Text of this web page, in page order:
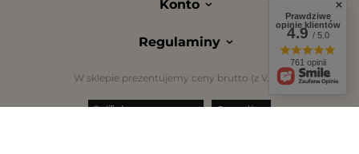
Konto
Regulaminy
W sklepie prezentujemy ceny brutto (z VAT).
Prawdziwe
opinie klientów
4.9/ 5.0
761 opinii